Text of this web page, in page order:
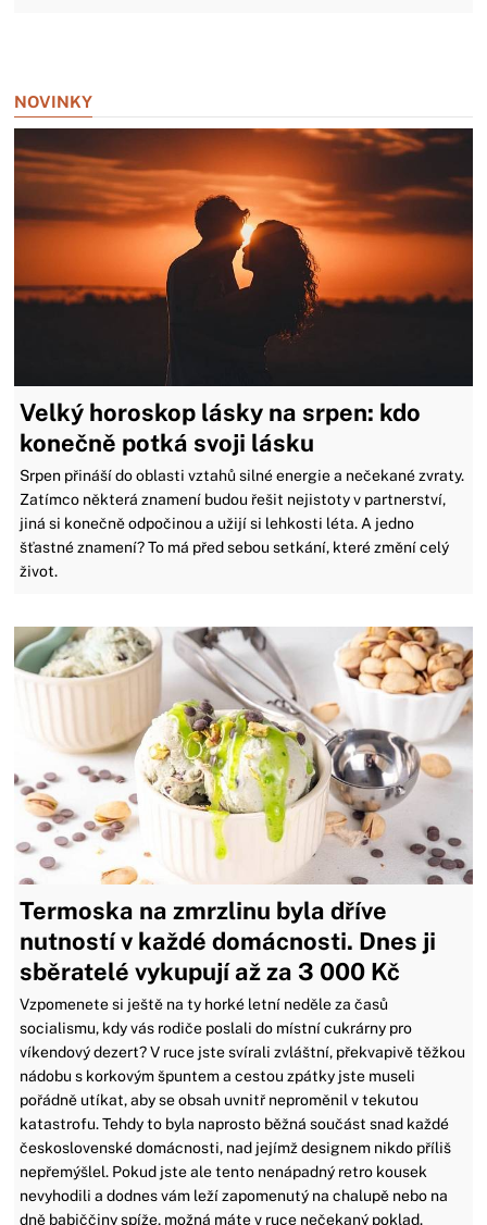
NOVINKY
Velký horoskop lásky na srpen: kdo
konečně potká svoji lásku
Srpen přináší do oblasti vztahů silné energie a nečekané zvraty.
Zatímco některá znamení budou řešit nejistoty v partnerství,
jiná si konečně odpočinou a užijí si lehkosti léta. A jedno
šťastné znamení? To má před sebou setkání, které změní celý
život.
Termoska na zmrzlinu byla dříve
nutností v každé domácnosti. Dnes ji
sběratelé vykupují až za 3 000 Kč
Vzpomenete si ještě na ty horké letní neděle za časů
socialismu, kdy vás rodiče poslali do místní cukrárny pro
víkendový dezert? V ruce jste svírali zvláštní, překvapivě těžkou
nádobu s korkovým špuntem a cestou zpátky jste museli
pořádně utíkat, aby se obsah uvnitř neproměnil v tekutou
katastrofu. Tehdy to byla naprosto běžná součást snad každé
československé domácnosti, nad jejímž designem nikdo příliš
nepřemýšlel. Pokud jste ale tento nenápadný retro kousek
nevyhodili a dodnes vám leží zapomenutý na chalupě nebo na
dně babiččiny spíže, možná máte v ruce nečekaný poklad.